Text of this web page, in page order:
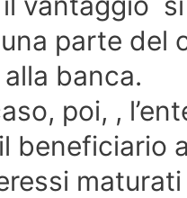
parte del
banca.
poi, ,
beneficiario